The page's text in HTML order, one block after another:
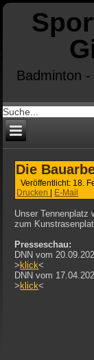
Badminton
Die
Veröffentlicht: 18.
Drucken | E-Mail
Unser Tennenplatz
zum
Presseschau:
DNN vom
> klick<
DNN vom
> klick<